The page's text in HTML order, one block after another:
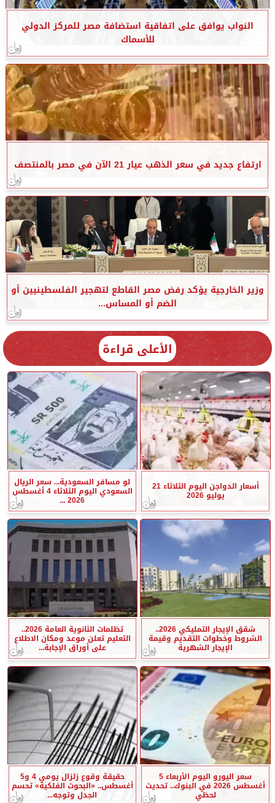
النواب يوافق على اتفاقية استضافة مصر للمركز الدولي
للأسماك
ارتفاع جديد في سعر الذهب عيار 21 الآن في مصر بالمنتصف
وزير الخارجية يؤكد رفض مصر القاطع لتهجير الفلسطينيين أو
الضم أو المساس...
الأعلى قراءة
أسعار الدواجن اليوم الثلاثاء 21
يوليو 2026
لو مسافر السعودية... سعر الريال
السعودي اليوم الثلاثاء 4 أغسطس
2026 ...
شقق الإيجار التمليكي 2026..
الشروط وخطوات التقديم وقيمة
الإيجار الشهرية
تظلمات الثانوية العامة 2026..
التعليم تعلن موعد ومكان الاطلاع
على أوراق الإجابة...
سعر اليورو اليوم الأربعاء 5
أغسطس 2026 في البنوك.. تحديث
لحظي
حقيقة وقوع زلزال يومي 4 و5
أغسطس.. «البحوث الفلكية» تحسم
الجدل وتوجه...